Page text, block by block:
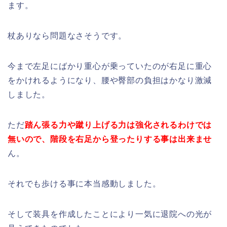
ます。
杖ありなら問題なさそうです。
今まで左足にばかり重心が乗っていたのが右足に重心
をかけれるようになり、腰や臀部の負担はかなり激減
しました。
ただ踏ん張る力や蹴り上げる力は強化されるわけでは
無いので、階段を右足から登ったりする事は出来ませ
ん。
それでも歩ける事に本当感動しました。
そして装具を作成したことにより一気に退院への光が